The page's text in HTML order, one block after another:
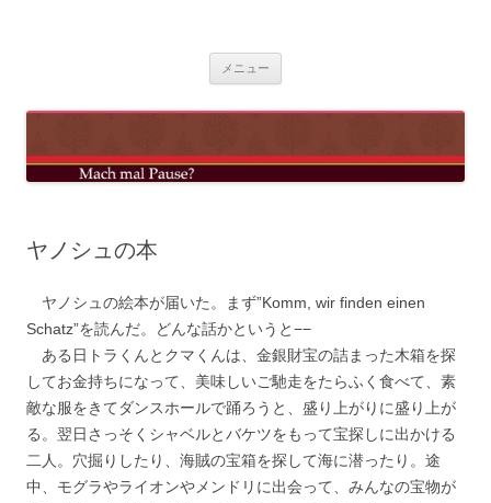
キ
メニュー
ヤノシュの本
ヤノシュの絵本が届いた。まず”Komm, wir finden einen
Schatz”を読んだ。どんな話かというと−−
ある日トラくんとクマくんは、金銀財宝の詰まった木箱を探
してお金持ちになって、美味しいご馳走をたらふく食べて、素
敵な服をきてダンスホールで踊ろうと、盛り上がりに盛り上が
る。翌日さっそくシャベルとバケツをもって宝探しに出かける
二人。穴掘りしたり、海賊の宝箱を探して海に潜ったり。途
中、モグラやライオンやメンドリに出会って、みんなの宝物が